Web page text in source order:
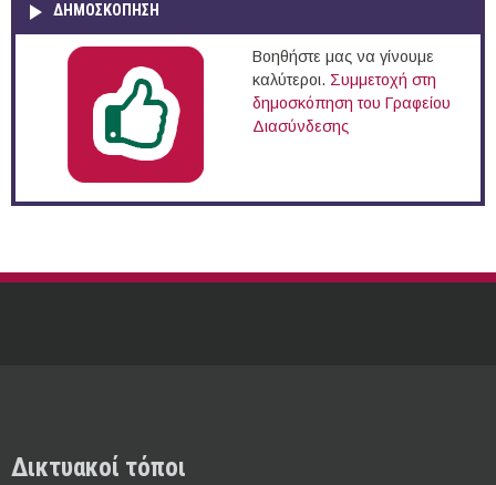
ΔΗΜΟΣΚΌΠΗΣΗ
Βοηθήστε μας να γίνουμε
καλύτεροι. Συμμετοχή στη
δημοσκόπηση του Γραφείου
Διασύνδεσης
Δικτυακοί τόποι